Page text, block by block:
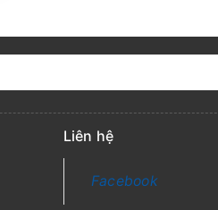
Liên hệ
Facebook